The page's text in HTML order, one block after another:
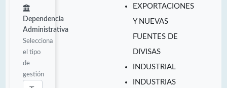
Dependencia
Administrativa
Selecciona
el tipo
de
gestión
EXPORTACIONES
Y NUEVAS
FUENTES DE
DIVISAS
INDUSTRIAL
INDUSTRIAS